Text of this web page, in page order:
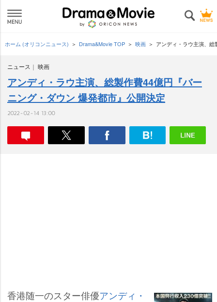
ホーム (オリコンニュース) Drama&Movie TOP 映画 アンディ・ラウ主演、
ニュース 映画
アンディ・ラウ主演、総製作費44億円『バー
ニング・ダウン 爆発都市』公開決定
2022-02-14 13:00
香港随一のスター俳優アンディ・